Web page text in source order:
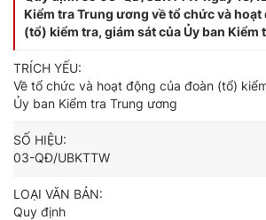
Kiểm tra Trung ương về tổ chức và hoạt
(tổ) kiểm tra, giám sát của Ủy ban Kiểm
TRÍCH YẾU:
Về tổ chức và hoạt động của đoàn (tổ)
Ủy ban Kiểm tra Trung ương
SỐ HIỆU:
03-QĐ/UBKTTW
LOẠI VĂN BẢN:
Quy định